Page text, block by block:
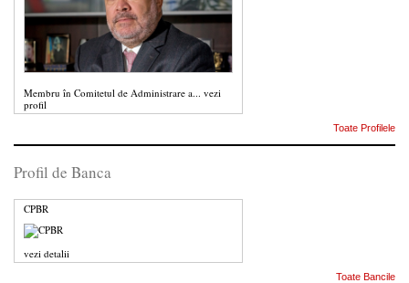
Membru în Comitetul de Administrare a... vezi
profil
Toate Profilele
Profil de Banca
CPBR
vezi detalii
Toate Bancile